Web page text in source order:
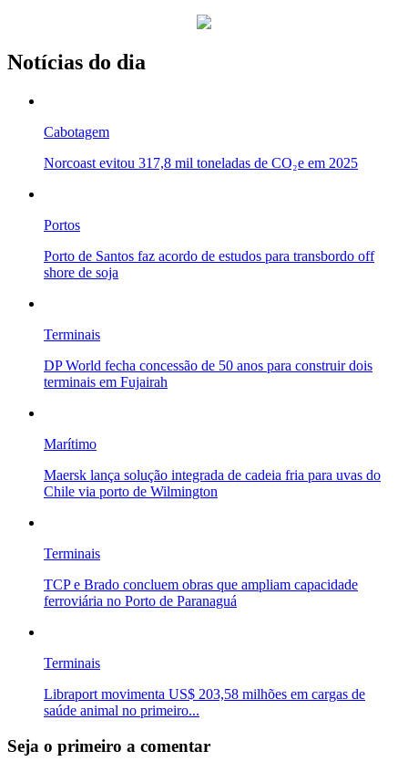
Notícias do dia
Cabotagem
Norcoast evitou 317,8 mil toneladas de CO₂e em 2025
Portos
Porto de Santos faz acordo de estudos para transbordo off
shore de soja
Terminais
DP World fecha concessão de 50 anos para construir dois
terminais em Fujairah
Marítimo
Maersk lança solução integrada de cadeia fria para uvas do
Chile via porto de Wilmington
Terminais
TCP e Brado concluem obras que ampliam capacidade
ferroviária no Porto de Paranaguá
Terminais
Libraport movimenta US$ 203,58 milhões em cargas de
saúde animal no primeiro...
Seja o primeiro a comentar